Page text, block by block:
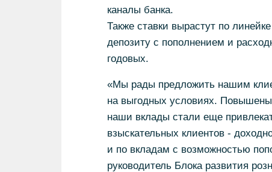
каналы банка.
Также ставки вырастут по
депозиту с пополнением и
годовых.
«Мы рады предложить нашим
на выгодных условиях. Повышены
наши вклады стали еще
взыскательных клиентов -
и по вкладам с возможностью
руководитель Блока развития